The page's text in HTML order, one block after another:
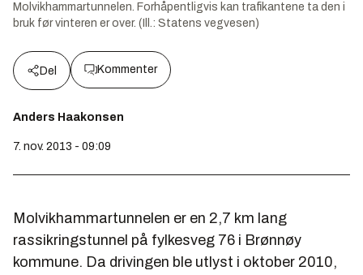
Molvikhammartunnelen. Forhåpentligvis kan trafikantene ta den i
bruk før vinteren er over. (Ill.: Statens vegvesen)
Del Kommenter
Anders Haakonsen
7. nov. 2013 - 09:09
Molvikhammartunnelen er en 2,7 km lang
rassikringstunnel på fylkesveg 76 i Brønnøy
kommune. Da drivingen ble utlyst i oktober 2010,